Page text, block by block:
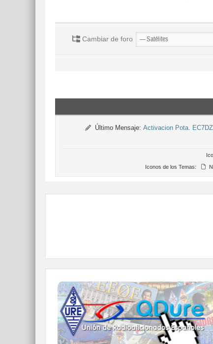
Cambiar de foro
Último Mensaje: Activacion Pota.
Iconos de los Temas:
QDURE - https://qsl.ure.es
Imprime y confirma tus QSL en tan solo tres
click.